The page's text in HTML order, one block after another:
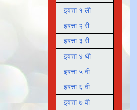
इयत्ता १ ली
इयत्ता २ री
इयत्ता ३ री
इयत्ता ४ थी
इयत्ता ५ वी
इयत्ता ६ वी
इयत्ता ७ वी